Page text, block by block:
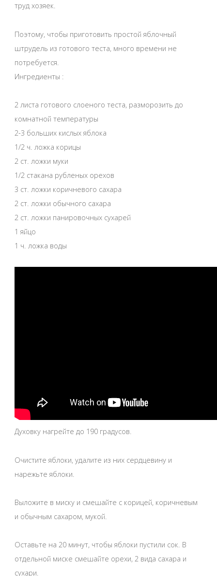
труд хозяек.
Поэтому, чтобы приготовить простой яблочный
штрудель из готового теста, много времени не
потребуется.
Ингредиенты :
2 листа готового слоеного теста, разморозить до
комнатной температуры
2-3 больших кислых яблока
1/2 ч. ложка корицы
2 ст. ложки муки
1/2 стакана рубленых орехов
3 ст. ложки коричневого сахара
2 ст. ложки обычного сахара
2 ст. ложки панировочных сухарей
1 яйцо
1 ч. ложка воды
Духовку нагрейте до 190 градусов.
Очистите яблоки, удалите из них сердцевину и
нарежьте яблоки.
Выложите в миску и смешайте с корицей, коричневым
и обычным сахаром, мукой.
Оставьте на 20 минут, чтобы яблоки пустили сок. В
отдельной миске смешайте орехи, 2 вида сахара и
сухари.